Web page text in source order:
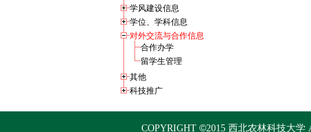
学风建设信息
学位、学科信息
对外交流与合作信息
合作办学
留学生管理
其他
科技推广
COPYRIGHT ©2015 西北农林科技大学